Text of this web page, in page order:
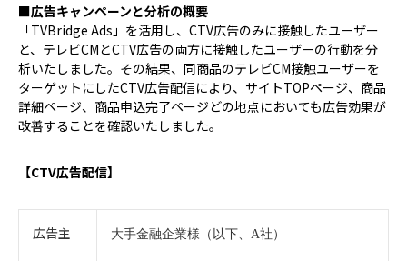
■広告キャンペーンと分析の概要
「TVBridge Ads」を活用し、CTV広告のみに接触したユーザー
と、テレビCMとCTV広告の両方に接触したユーザーの行動を分
析いたしました。その結果、同商品のテレビCM接触ユーザーを
ターゲットにしたCTV広告配信により、サイトTOPページ、商品
詳細ページ、商品申込完了ページどの地点においても広告効果が
改善することを確認いたしました。
【CTV広告配信】
広告主 大手金融企業様（以下、 A社）